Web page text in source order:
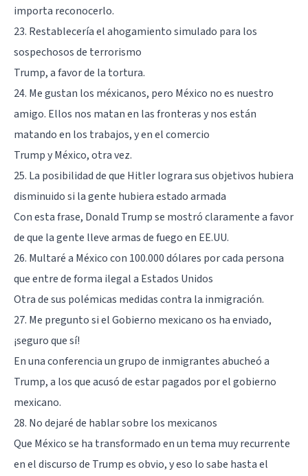
importa reconocerlo.
23. Restablecería el ahogamiento simulado para los
sospechosos de terrorismo
Trump, a favor de la tortura.
24. Me gustan los méxicanos, pero México no es nuestro
amigo. Ellos nos matan en las fronteras y nos están
matando en los trabajos, y en el comercio
Trump y México, otra vez.
25. La posibilidad de que Hitler lograra sus objetivos hubiera
disminuido si la gente hubiera estado armada
Con esta frase, Donald Trump se mostró claramente a favor
de que la gente lleve armas de fuego en EE.UU.
26. Multaré a México con 100.000 dólares por cada persona
que entre de forma ilegal a Estados Unidos
Otra de sus polémicas medidas contra la inmigración.
27. Me pregunto si el Gobierno mexicano os ha enviado,
¡seguro que sí!
En una conferencia un grupo de inmigrantes abucheó a
Trump, a los que acusó de estar pagados por el gobierno
mexicano.
28. No dejaré de hablar sobre los mexicanos
Que México se ha transformado en un tema muy recurrente
en el discurso de Trump es obvio, y eso lo sabe hasta el